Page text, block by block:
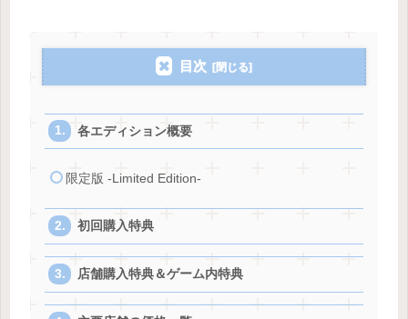
目次
各エディション概要
限定版 -Limited Edition-
初回購入特典
店舗購入特典＆ゲーム内特典